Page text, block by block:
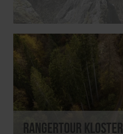
Rangertour Kloster